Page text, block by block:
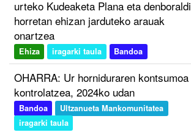
urteko Kudeaketa Plana eta denboraldi
horretan ehizan jarduteko arauak
onartzea
Ehiza iragarki taula Bandoa
OHARRA: Ur horniduraren kontsumoa
kontrolatzea, 2024ko udan
Bandoa
Ultzanueta Mankomunitatea
iragarki taula